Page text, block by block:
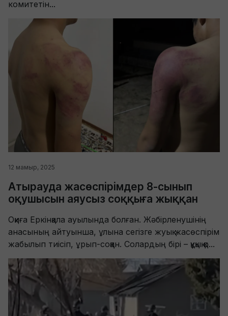
комитетін...
12 мамыр, 2025
Атырауда жасөспірімдер 8-сынып
оқушысын аяусыз соққыға жыққан
Оқиға Еркінқала ауылында болған. Жәбірленушінің
анасының айтуынша, ұлына сегізге жуық жасөспірім
жабылып тиісіп, ұрып-соққан. Солардың бірі – құқық қо...